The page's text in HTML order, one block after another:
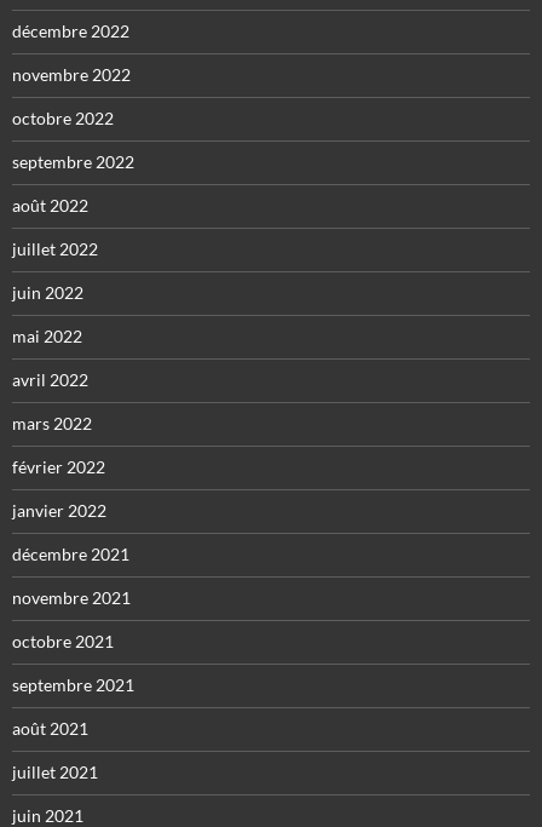
décembre 2022
novembre 2022
octobre 2022
septembre 2022
août 2022
juillet 2022
juin 2022
mai 2022
avril 2022
mars 2022
février 2022
janvier 2022
décembre 2021
novembre 2021
octobre 2021
septembre 2021
août 2021
juillet 2021
juin 2021